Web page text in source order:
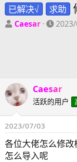
已解决√ 求助
主
Caesar
开
Caesar
活跃的用户
2023/07/03
各位大佬怎么修
怎么导入呢